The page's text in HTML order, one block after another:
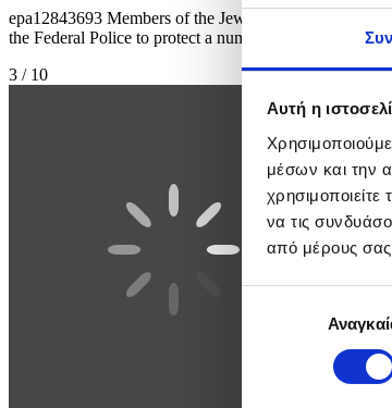
Αυτή η
μέσων και την
να τις
από μέρους
συγκατάθεσης
epa12843693 Members of the Jewish community
the Federal Police to protect a number of synagogues
3 / 10